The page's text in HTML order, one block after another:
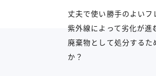
丈夫で使い勝手のよい
紫外線によって劣化が
廃棄物として処分する
か？